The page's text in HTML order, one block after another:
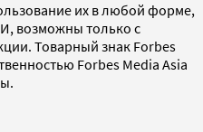
их в любой форме,
возможны только с
Товарный знак Forbes
Forbes Media Asia